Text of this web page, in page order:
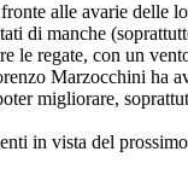
alle avarie
di manche
regate, con un
Marzocchini ha
migliorare,
in vista del